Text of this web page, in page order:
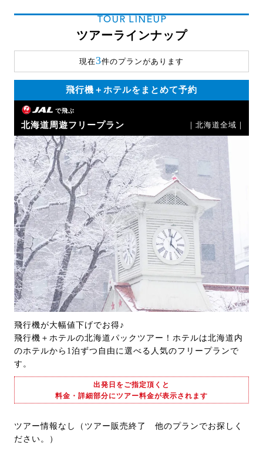
TOUR LINEUP
ツアーラインナップ
現在3件のプランがあります
飛行機＋ホテルをまとめて予約
で飛ぶ
北海道周遊フリープラン ｜北海道全域｜
飛行機が大幅値下げでお得♪
飛行機＋ホテルの北海道パックツアー！ホテルは北海道内
のホテルから1泊ずつ自由に選べる人気のフリープランで
す。
出発日をご指定頂くと
料金・詳細部分にツアー料金が表示されます
ツアー情報なし（ツアー販売終了 他のプランでお探しく
ださい。）